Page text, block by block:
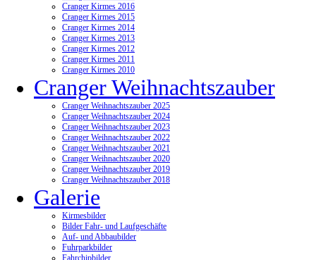
Cranger Kirmes 2016
Cranger Kirmes 2015
Cranger Kirmes 2014
Cranger Kirmes 2013
Cranger Kirmes 2012
Cranger Kirmes 2011
Cranger Kirmes 2010
Cranger Weihnachtszauber
Cranger Weihnachtszauber 2025
Cranger Weihnachtszauber 2024
Cranger Weihnachtszauber 2023
Cranger Weihnachtszauber 2022
Cranger Weihnachtszauber 2021
Cranger Weihnachtszauber 2020
Cranger Weihnachtszauber 2019
Cranger Weihnachtszauber 2018
Galerie
Kirmesbilder
Bilder Fahr- und Laufgeschäfte
Auf- und Abbaubilder
Fuhrparkbilder
Fahrchipbilder